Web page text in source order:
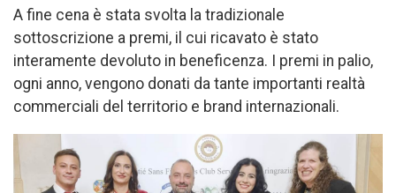
A fine cena è stata svolta la tradizionale
sottoscrizione a premi, il cui ricavato è stato
interamente devoluto in beneficenza. I premi in palio,
ogni anno, vengono donati da tante importanti realtà
commerciali del territorio e brand internazionali.